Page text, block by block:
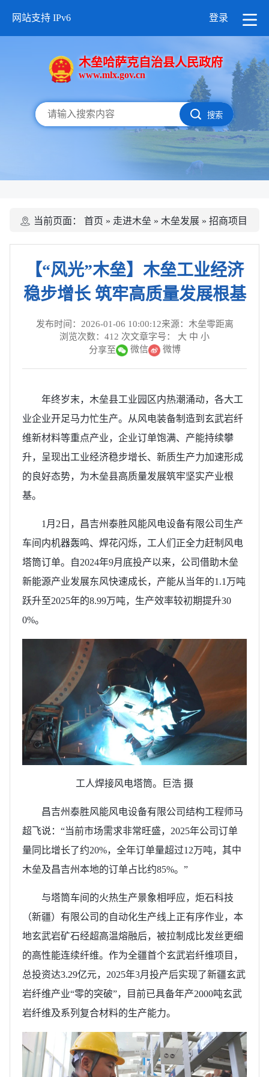
网站支持 IPv6 登录
木垒哈萨克自治县人民政府
www.mlx.gov.cn
搜索
当前页面： 首页 » 走进木垒 » 木垒发展 » 招商项目
【“风光”木垒】木垒工业经济
稳步增长 筑牢高质量发展根基
发布时间：2026-01-06 10:00:12来源：木垒零距离
浏览次数： 412 次文章字号： 大 中 小
分享至
微信 微博
年终岁末，木垒县工业园区内热潮涌动，各大工
业企业开足马力忙生产。从风电装备制造到玄武岩纤
维新材料等重点产业，企业订单饱满、产能持续攀
升，呈现出工业经济稳步增长、新质生产力加速形成
的良好态势，为木垒县高质量发展筑牢坚实产业根
基。
1月2日，昌吉州泰胜风能风电设备有限公司生产
车间内机器轰鸣、焊花闪烁，工人们正全力赶制风电
塔筒订单。自2024年9月底投产以来，公司借助木垒
新能源产业发展东风快速成长，产能从当年的1.1万吨
跃升至2025年的8.99万吨，生产效率较初期提升30
0%。
工人焊接风电塔筒。巨浩 摄
昌吉州泰胜风能风电设备有限公司结构工程师马
超飞说：“当前市场需求非常旺盛，2025年公司订单
量同比增长了约20%，全年订单量超过12万吨，其中
木垒及昌吉州本地的订单占比约85%。”
与塔筒车间的火热生产景象相呼应，炬石科技
（新疆）有限公司的自动化生产线上正有序作业，本
地玄武岩矿石经超高温熔融后，被拉制成比发丝更细
的高性能连续纤维。作为全疆首个玄武岩纤维项目，
总投资达3.29亿元，2025年3月投产后实现了新疆玄武
岩纤维产业“零的突破”，目前已具备年产2000吨玄武
岩纤维及系列复合材料的生产能力。